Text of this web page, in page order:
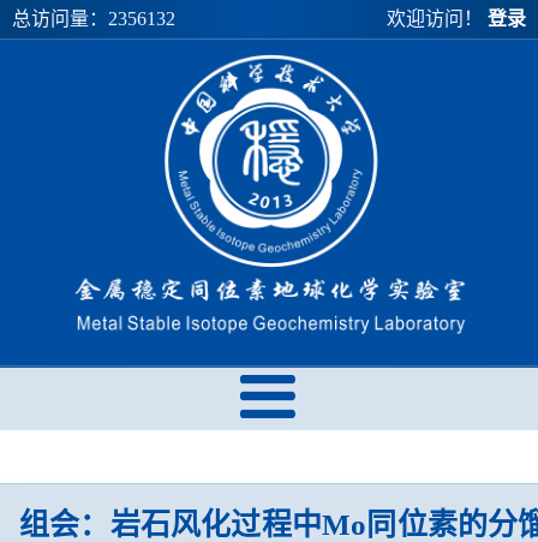
总访问量： 2356132 欢迎访问！ 登录
组会：岩石风化过程中Mo同位素的分